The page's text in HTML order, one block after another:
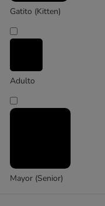
Gatito (Kitten)
Adulto
Mayor (Senior)